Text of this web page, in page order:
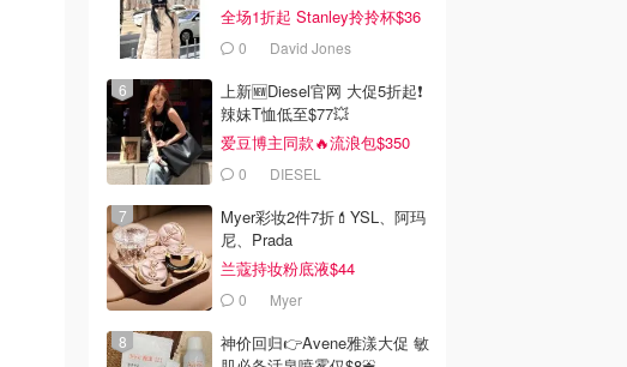
全场1折起 Stanley拎拎杯$36
0 David Jones
上新🆕Diesel官网 大促5折起❗️
辣妹T恤低至$77💥
爱豆博主同款🔥流浪包$350
0 DIESEL
Myer彩妆2件7折💄YSL、阿玛
尼、Prada
兰蔻持妆粉底液$44
0 Myer
神价回归👉Avene雅漾大促 敏